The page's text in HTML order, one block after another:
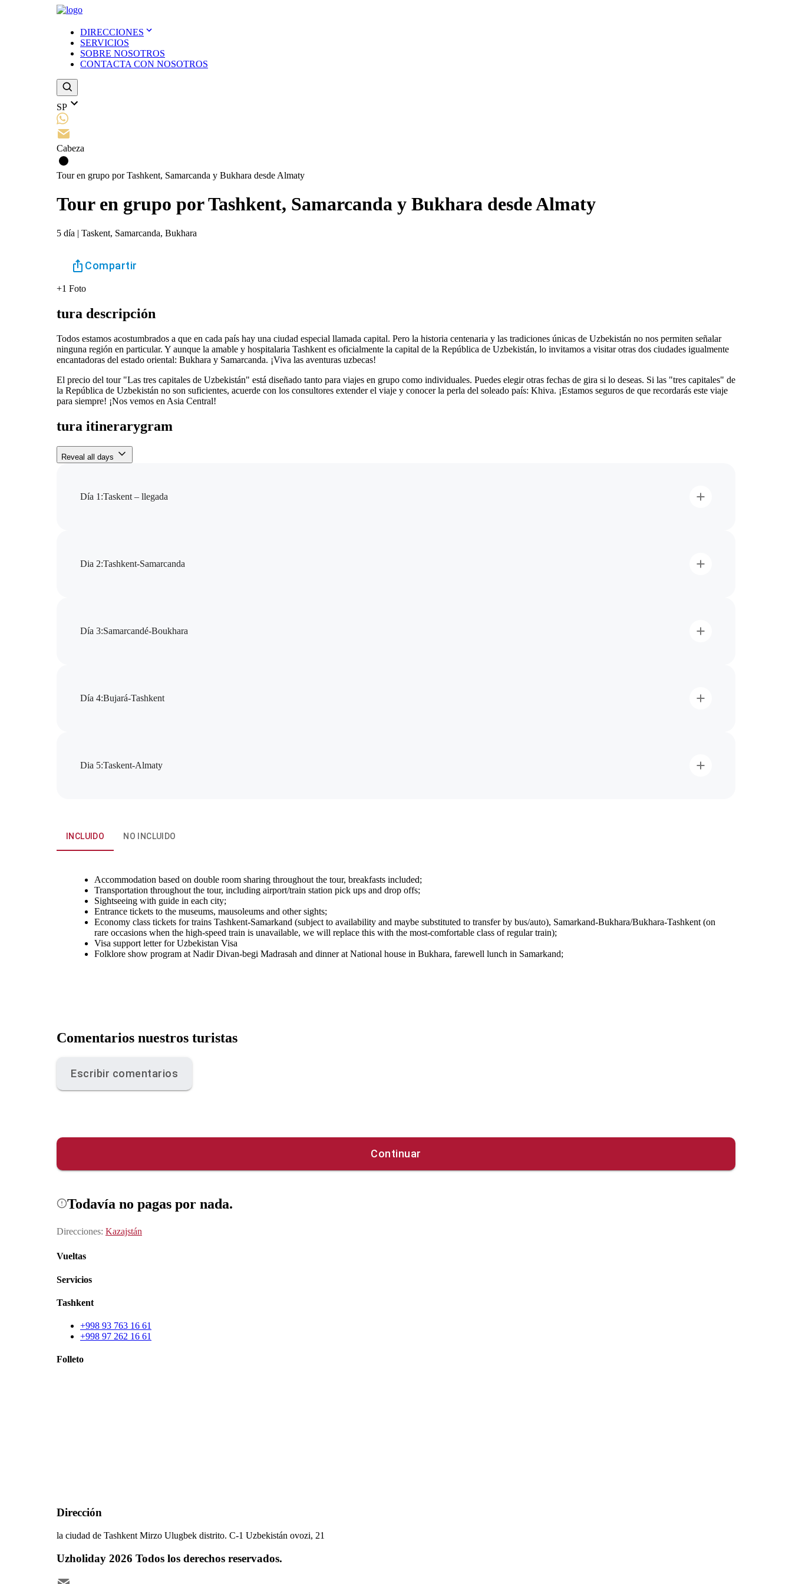
DIRECCIONES
SERVICIOS
SOBRE NOSOTROS
CONTACTA CON NOSOTROS
SP
Cabeza
Tour en grupo por Tashkent, Samarcanda y Bukhara desde Almaty
Tour en grupo por Tashkent, Samarcanda y Bukhara desde Almaty
5 día | Taskent, Samarcanda, Bukhara
Compartir
+1 Foto
tura descripción
Todos estamos acostumbrados a que en cada país hay una ciudad especial llamada capital. Pero la historia centenaria y las tradiciones únicas de Uzbekistán no nos permiten señalar
ninguna región en particular. Y aunque la amable y hospitalaria Tashkent es oficialmente la capital de la República de Uzbekistán, lo invitamos a visitar otras dos ciudades igualmente
encantadoras del estado oriental: Bukhara y Samarcanda. ¡Viva las aventuras uzbecas!
El precio del tour "Las tres capitales de Uzbekistán" está diseñado tanto para viajes en grupo como individuales. Puedes elegir otras fechas de gira si lo deseas. Si las "tres capitales" de
la República de Uzbekistán no son suficientes, acuerde con los consultores extender el viaje y conocer la perla del soleado país: Khiva. ¡Estamos seguros de que recordarás este viaje
para siempre! ¡Nos vemos en Asia Central!
tura itinerarygram
Reveal all days
Día 1 :Taskent – ​​llegada
Dia 2:Tashkent-Samarcanda
Día 3:Samarcandé-Boukhara
Día 4:Bujará-Tashkent
Dia 5:Taskent-Almaty
INCLUIDO NO INCLUIDO
Accommodation based on double room sharing throughout the tour, breakfasts included;
Transportation throughout the tour, including airport/train station pick ups and drop offs;
Sightseeing with guide in each city;
Entrance tickets to the museums, mausoleums and other sights;
Economy class tickets for trains Tashkent-Samarkand (subject to availability and maybe substituted to transfer by bus/auto), Samarkand-Bukhara/Bukhara-Tashkent (on
rare occasions when the high-speed train is unavailable, we will replace this with the most-comfortable class of regular train);
Visa support letter for Uzbekistan Visa
Folklore show program at Nadir Divan-begi Madrasah and dinner at National house in Bukhara, farewell lunch in Samarkand;
Comentarios nuestros turistas
Escribir comentarios
Continuar
Todavía no pagas por nada.
Direcciones: Kazajstán
Vueltas
Servicios
Tashkent
+998 93 763 16 61
+998 97 262 16 61
Folleto
Dirección
la ciudad de Tashkent Mirzo Ulugbek distrito. C-1 Uzbekistán ovozi, 21
Uzholiday 2026 Todos los derechos reservados.